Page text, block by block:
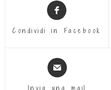
Condividi in Facebook
Invia una mail